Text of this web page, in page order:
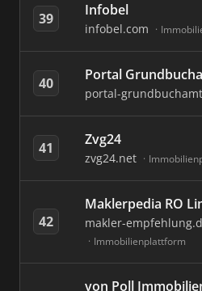
39 Infobel
infobel.com
40 Portal
portal-
41 Zvg24
zvg24.net
42
Maklerpedia RO
makler-
Immobilienplattform
von Poll